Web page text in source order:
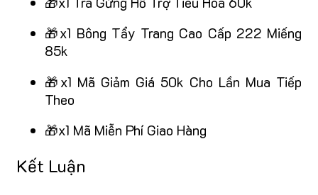
🎁x1 Bông Tẩy Trang Cao Cấp 222 Miếng
85k
🎁x1 Mã Giảm Giá 50k Cho Lần Mua Tiếp
Theo
🎁x1 Mã Miễn Phí Giao Hàng
Kết Luận